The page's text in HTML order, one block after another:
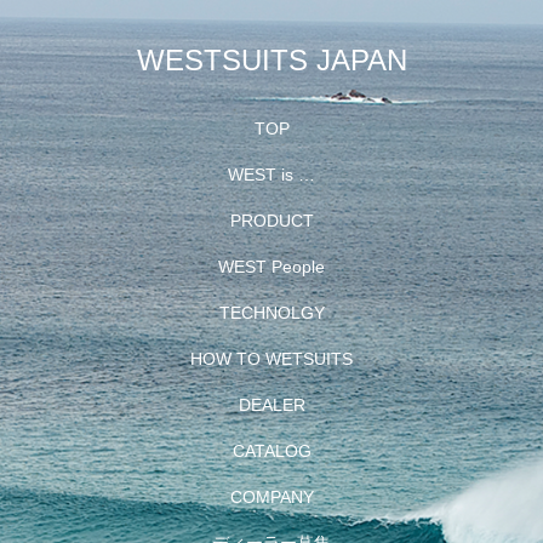
WESTSUITS JAPAN
TOP
WEST is …
PRODUCT
WEST People
TECHNOLGY
HOW TO WETSUITS
DEALER
CATALOG
COMPANY